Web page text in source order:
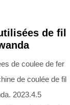
de fil
de coulee de fer
de coulée de fil
2023.4.5